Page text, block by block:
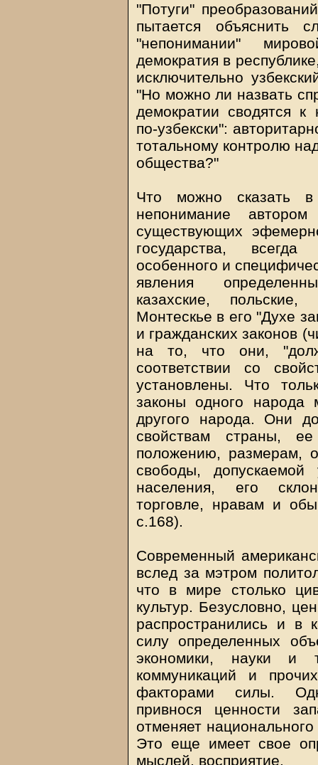
"Потуги"
пытается объяснить
"непонимании"
демократия в
исключительно
"Но можно ли назвать
демократии сводятся
по-узбекски":
тотальному контролю
общества?"
Что можно сказать в
непонимание
существующих
государства,
особенного и
явления
казахские,
Монтескье в его "Духе
и гражданских законов
на то, что они,
соответствии со
установлены. Что
законы одного народа
другого народа. Они
свойствам страны,
положению, размерам,
свободы, допускаемой
населения, его
торговле, нравам и
с.168).
Современный
вслед за мэтром
что в мире столько
культур. Безусловно,
распространились и в
силу определенных
экономики, науки и
коммуникаций и
факторами силы.
привнося ценности
отменяет
Это еще имеет свое
мыслей, восприятие.